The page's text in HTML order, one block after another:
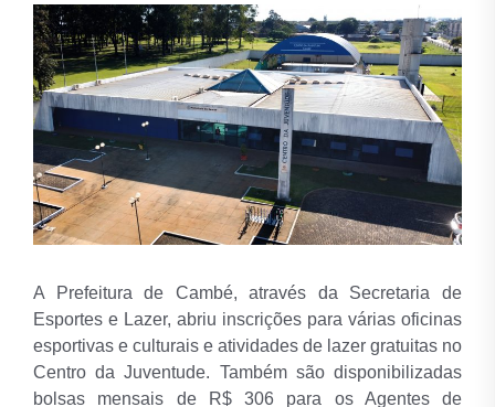
A Prefeitura de Cambé, através da Secretaria de
Esportes e Lazer, abriu inscrições para várias oficinas
esportivas e culturais e atividades de lazer gratuitas no
Centro da Juventude. Também são disponibilizadas
bolsas mensais de R$ 306 para os Agentes de